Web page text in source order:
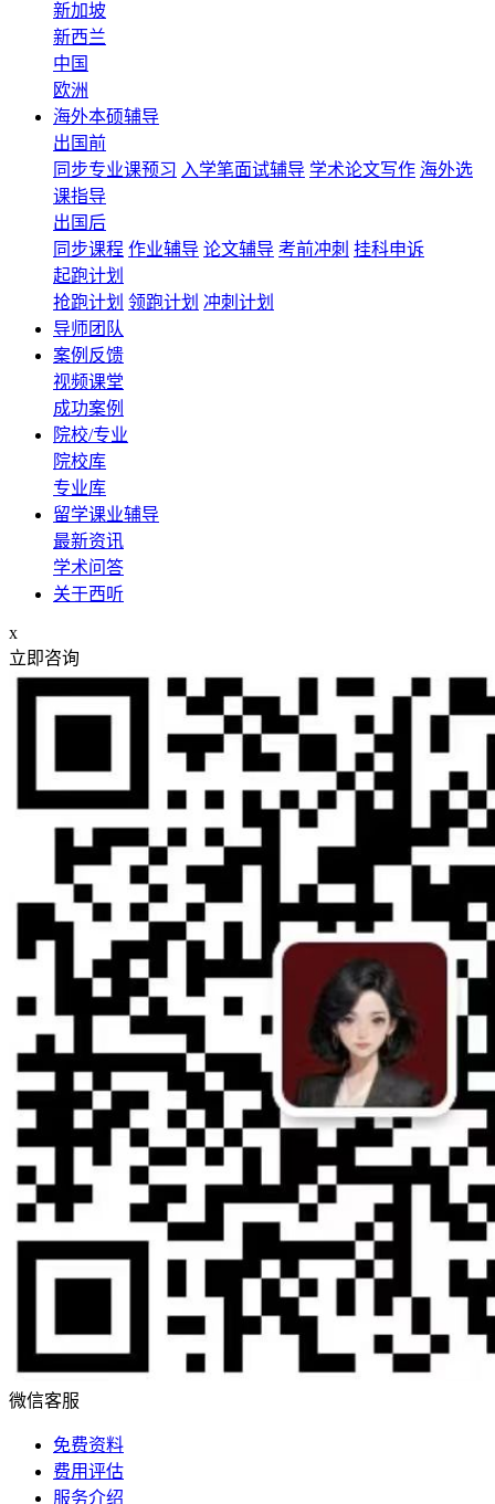
新加坡
新西兰
中国
欧洲
海外本硕辅导
出国前
同步专业课预习 入学笔面试辅导 学术论文写作 海外选
课指导
出国后
同步课程 作业辅导 论文辅导 考前冲刺 挂科申诉
起跑计划
抢跑计划 领跑计划 冲刺计划
导师团队
案例反馈
视频课堂
成功案例
院校/专业
院校库
专业库
留学课业辅导
最新资讯
学术问答
关于西听
x
立即咨询
微信客服
免费资料
费用评估
服务介绍